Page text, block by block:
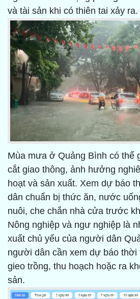
và tài sản khi có thiên tai xảy ra.
Mùa mưa ở Quảng Bình có thể
cắt giao thông, ảnh hưởng
hoạt và sản xuất. Xem dự báo
dân chuẩn bị thức ăn, nước
nuôi, che chắn nhà cửa trước
Nông nghiệp và ngư nghiệp là
xuất chủ yếu của người dân
người dân cần xem dự báo thời
gieo trồng, thu hoạch hoặc ra
sản.